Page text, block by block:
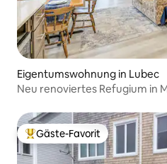
Eigentumswohnung in Lubec
Neu renoviertes Refugium in
Beliebter Gäste-Favorit.
Gäste-Favorit